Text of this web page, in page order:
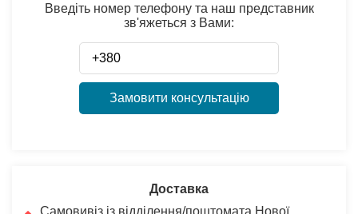
Введіть номер телефону та наш представник
зв'яжеться з Вами:
Замовити консультацію
Доставка
Самовивіз із відділення/поштомата Нової